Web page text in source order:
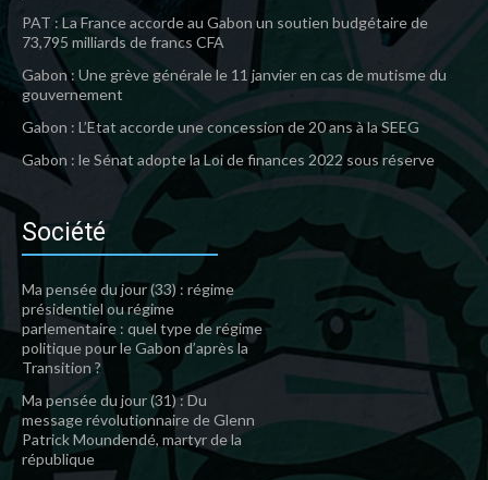
PAT : La France accorde au Gabon un soutien budgétaire de
73,795 milliards de francs CFA
Gabon : Une grève générale le 11 janvier en cas de mutisme du
gouvernement
Gabon : L’Etat accorde une concession de 20 ans à la SEEG
Gabon : le Sénat adopte la Loi de finances 2022 sous réserve
Société
Ma pensée du jour (33) : régime
présidentiel ou régime
parlementaire : quel type de régime
politique pour le Gabon d’après la
Transition ?
Ma pensée du jour (31) : Du
message révolutionnaire de Glenn
Patrick Moundendé, martyr de la
république